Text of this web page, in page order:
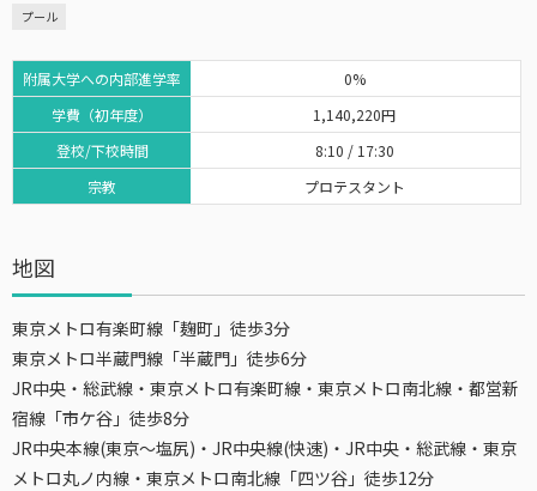
プール
附属大学への内部進学率
学費（初年度）
登校/下校時間
宗教
0%
1,140,220円
8:10 / 17:30
プロテスタント
地図
東京メトロ有楽町線「麹町」徒歩3分
東京メトロ半蔵門線「半蔵門」徒歩6分
JR中央・総武線・東京メトロ有楽町線・東京メトロ南北線・都営新
宿線「市ケ谷」徒歩8分
JR中央本線(東京～塩尻)・JR中央線(快速)・JR中央・総武線・東京
メトロ丸ノ内線・東京メトロ南北線「四ツ谷」徒歩12分